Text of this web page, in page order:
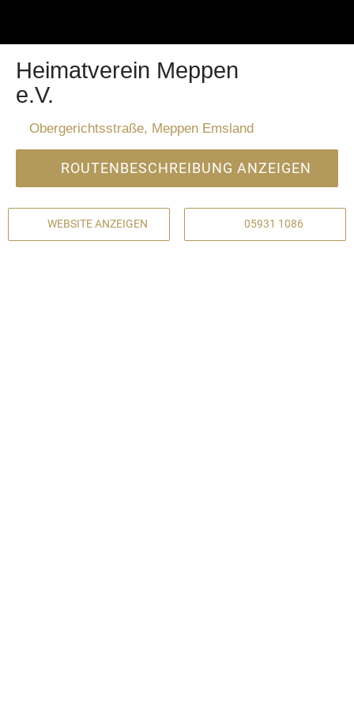
Heimatverein Meppen
e.V.
Obergerichtsstraße, Meppen Emsland
ROUTENBESCHREIBUNG ANZEIGEN
WEBSITE ANZEIGEN 05931 1086